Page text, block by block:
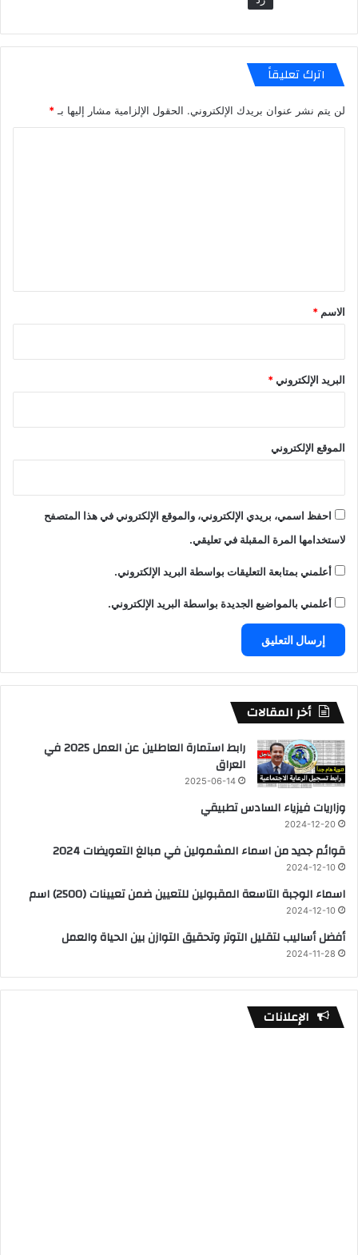
اترك تعليقاً
لن يتم نشر عنوان بريدك الإلكتروني. الحقول الإلزامية مشار إليها بـ *
*
الاسم *
البريد الإلكتروني*
الموقع الإلكتروني
احفظ اسمي، بريدي الإلكتروني، والموقع الإلكتروني في هذا المتصفح
لاستخدامها المرة المقبلة في تعليقي.
أعلمني بمتابعة التعليقات بواسطة البريد الإلكتروني.
أعلمني بالمواضيع الجديدة بواسطة البريد الإلكتروني.
أخر المقالات
رابط استمارة العاطلين عن العمل 2025 في
العراق
2025-06-14
وزاريات فيزياء السادس تطبيقي
2024-12-20
قوائم جديد من اسماء المشمولين في مبالغ التعويضات 2024
2024-12-10
اسماء الوجبة التاسعة المقبولين للتعيين ضمن تعيينات (2500) اسم
2024-12-10
أفضل أساليب لتقليل التوتر وتحقيق التوازن بين الحياة والعمل
2024-11-28
الإعلانات